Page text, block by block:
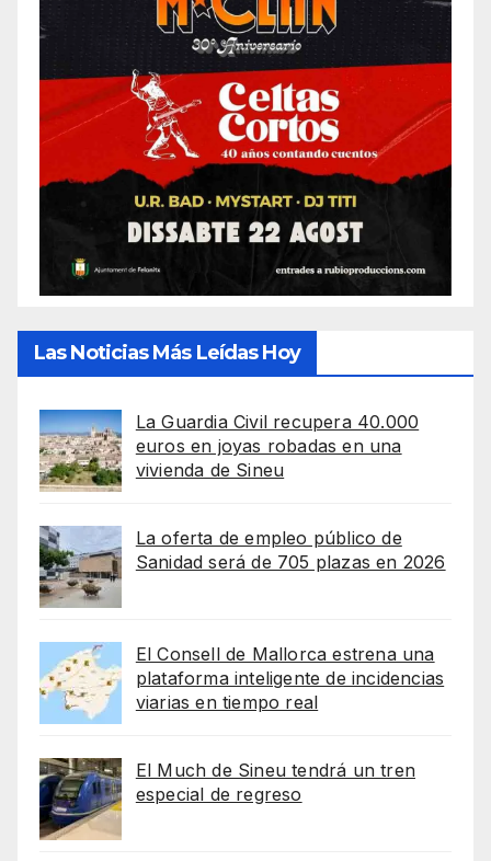
Las Noticias Más Leídas Hoy
La Guardia Civil recupera 40.000
euros en joyas robadas en una
vivienda de Sineu
La oferta de empleo público de
Sanidad será de 705 plazas en 2026
El Consell de Mallorca estrena una
plataforma inteligente de incidencias
viarias en tiempo real
El Much de Sineu tendrá un tren
especial de regreso